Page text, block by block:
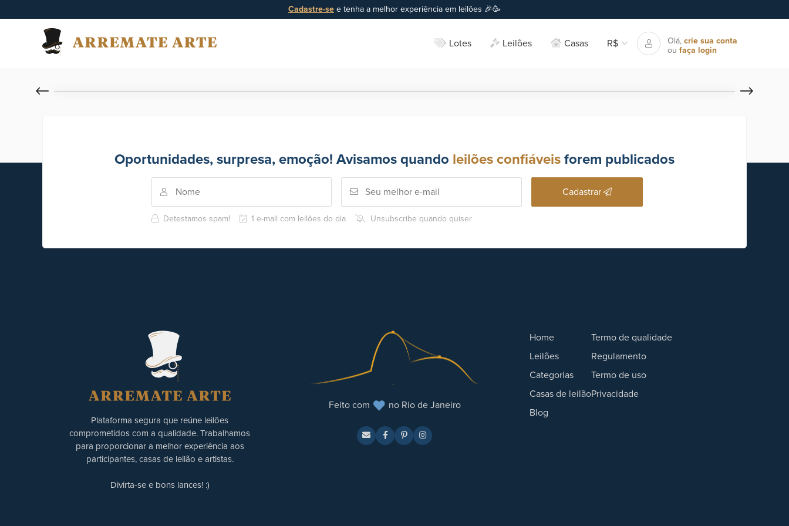
Cadastre-se e tenha a melhor experiência em leilões 🎉🥳
Lotes Leilões Casas R$ Olá, crie sua conta
ou faça login
Oportunidades, surpresa, emoção! Avisamos quando leilões confiáveis forem publicados
Cadastrar
Detestamos spam! 1 e-mail com leilões do dia Unsubscribe quando quiser
Plataforma segura que reúne leilões
comprometidos com a qualidade. Trabalhamos
para proporcionar a melhor experiência aos
participantes, casas de leilão e artistas.
Divirta-se e bons lances! :)
Feito com no Rio de Janeiro
Home
Leilões
Categorias
Casas de leilão
Blog
Termo de qualidade
Regulamento
Termo de uso
Privacidade